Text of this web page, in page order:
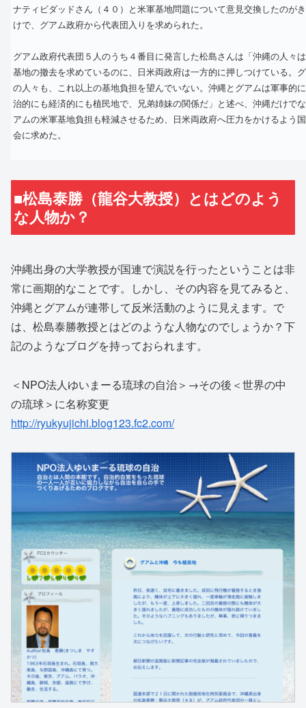
ナティビダッドさん（４０）と米軍基地問題について意見交換したのが
けで、グアム政府から代表団入りを求められた。
グアム政府代表団５人のうち４番目に発言した松島さんは「沖縄の人々
基地の撤去を求めているのに、日米両政府は一方的に押しつけている。
の人々も、これ以上の基地負担を望んでいない。沖縄とグアムは軍事的
治的にも経済的にも植民地で、兄弟姉妹の関係だ」と述べ、沖縄だけで
アムの米軍基地負担も軽減させるため、日米両政府へ圧力をかけるよう
会に求めた。
■松島泰勝（龍谷大教授）とはどのよう
な人物か？
沖縄出身の大学教授が国連で演説を行ったということは非
常に画期的なことです。しかし、その内容を見てみると、
沖縄とグアムが連帯して反米活動のように見えます。で
は、松島泰勝教授とはどのような人物なのでしょうか？下
記のようなブログを持っておられます。
＜NPO法人ゆいまーる琉球の自治＞→その後＜世界の中
の琉球＞に名称変更
http://ryukyujichi.blog123.fc2.com/